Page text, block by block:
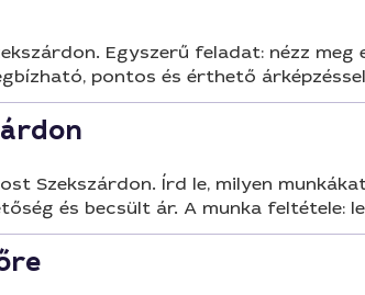
Egyszerű feladat: nézz
pontos és érthető
Szekszárdon. Írd le, milyen
és becsült ár. A munka